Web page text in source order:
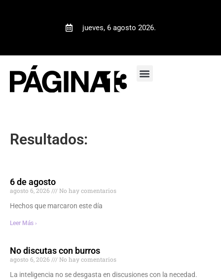
jueves, 6 agosto 2026.
Resultados:
6 de agosto
agosto 6, 2026
No hay comentarios
Hechos que marcaron este día
Leer Más ›
No discutas con burros
agosto 6, 2026
No hay comentarios
La inteligencia no se desgasta en discusiones con la necedad.